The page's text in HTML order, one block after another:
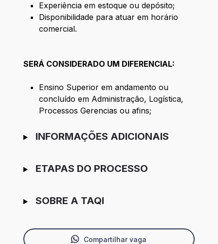
Experiência em estoque ou depósito;
Disponibilidade para atuar em horário
comercial.
SERÁ CONSIDERADO UM DIFERENCIAL:
Ensino Superior em andamento ou
concluído em Administração, Logística,
Processos Gerencias ou afins;
INFORMAÇÕES ADICIONAIS
ETAPAS DO PROCESSO
SOBRE A TAQI
Compartilhar vaga